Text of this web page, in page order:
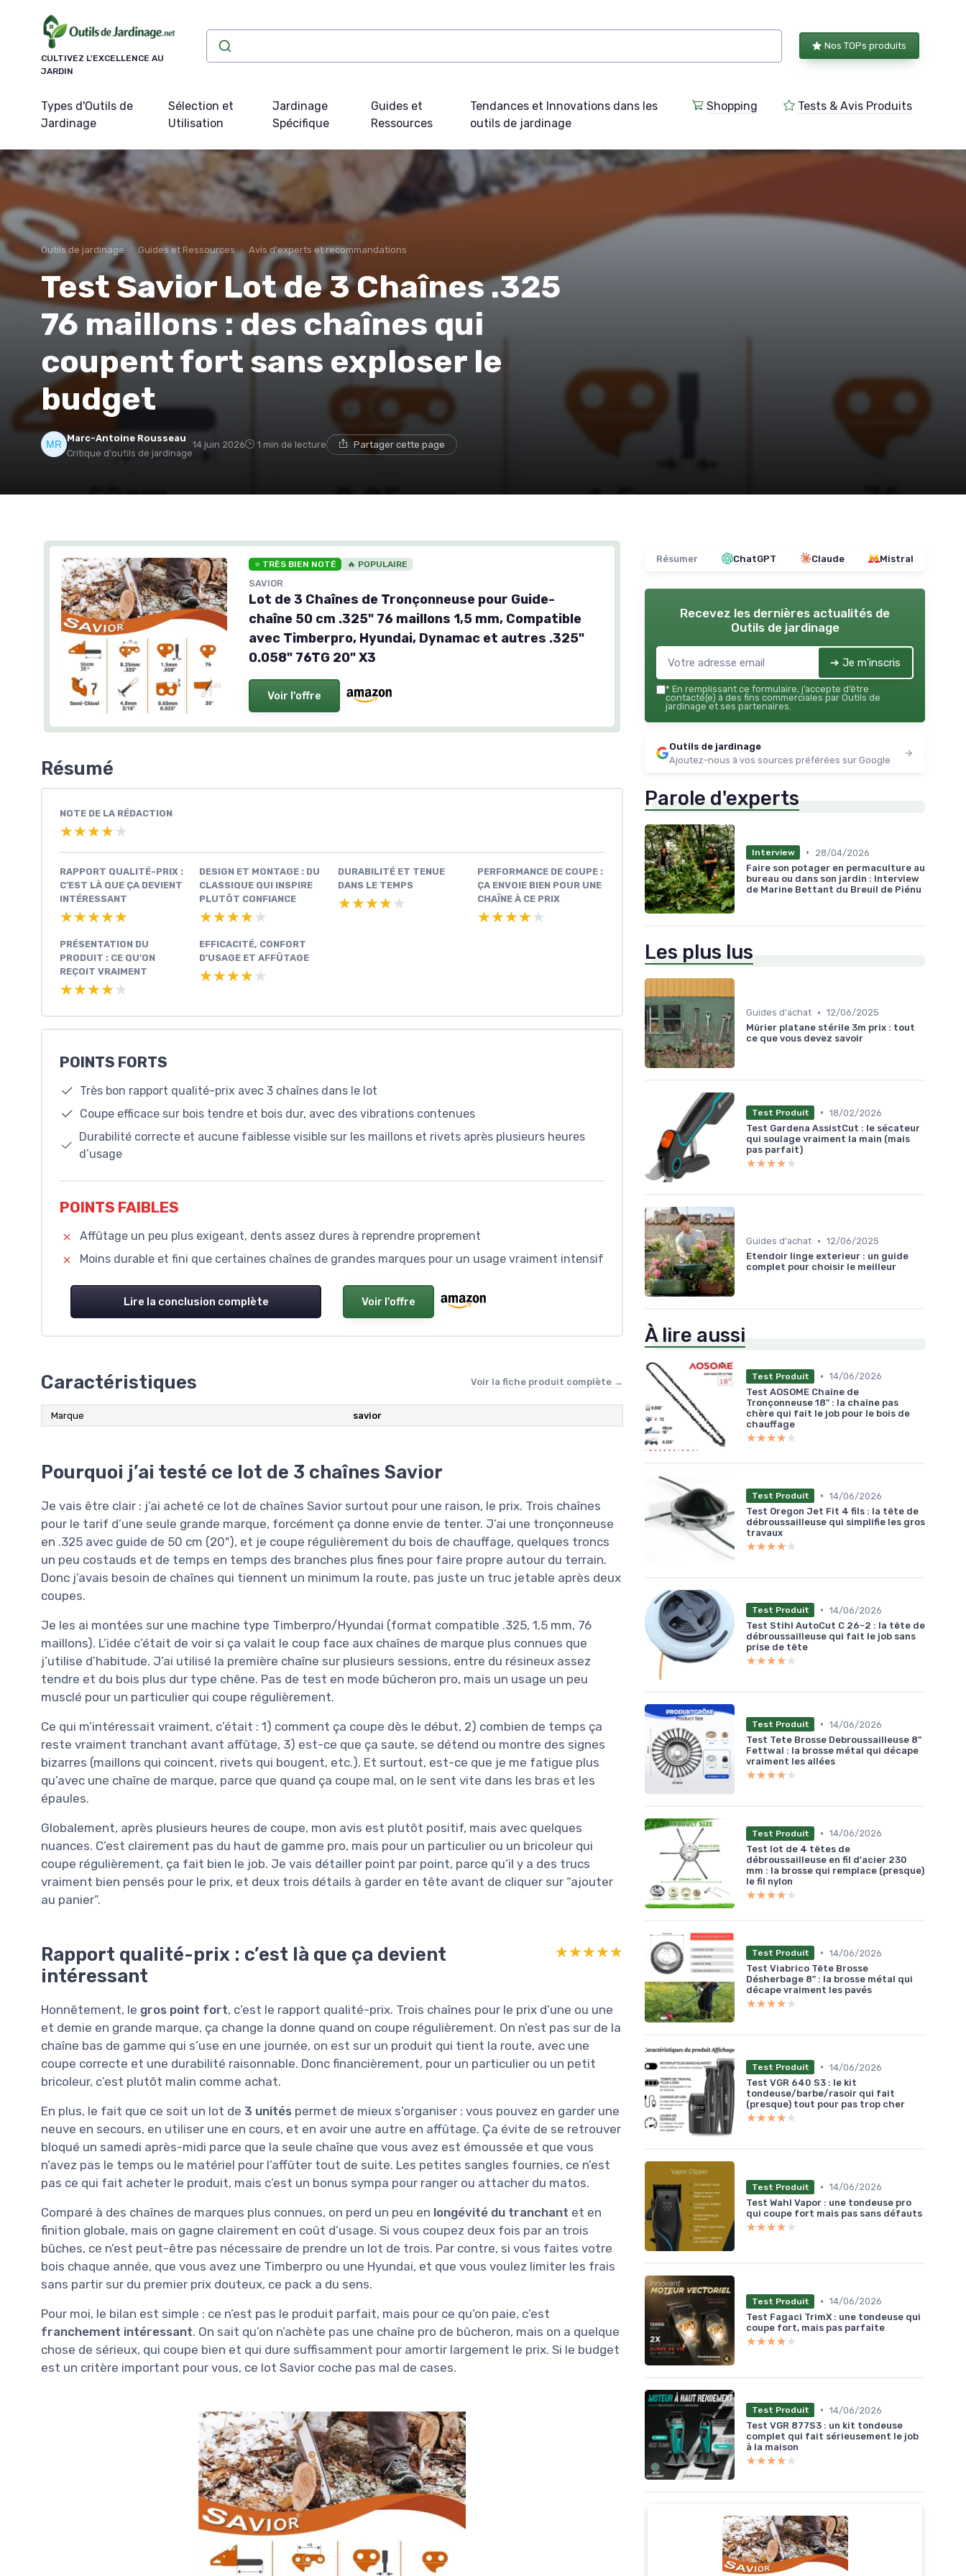
CULTIVEZ L'EXCELLENCE AU
JARDIN
Nos TOPs produits
Types d'Outils de
Jardinage
Sélection et
Utilisation
Jardinage
Spécifique
Guides et
Ressources
Tendances et Innovations dans les
outils de jardinage
Shopping Tests & Avis Produits
Outils de jardinage Guides et Ressources Avis d'experts et recommandations
Test Savior Lot de 3 Chaînes .325
76 maillons : des chaînes qui
coupent fort sans exploser le
budget
Marc-Antoine Rousseau
Critique d'outils de jardinage
14 juin 2026 1 min de lecture Partager cette page
⭐ TRÈS BIEN NOTÉ 🔥 POPULAIRE
SAVIOR
Lot de 3 Chaînes de Tronçonneuse pour Guide-
chaîne 50 cm .325" 76 maillons 1,5 mm, Compatible
avec Timberpro, Hyundai, Dynamac et autres .325"
0.058" 76TG 20" X3
Voir l'offre
Résumé
NOTE DE LA RÉDACTION
★★★★★
★★★★★
RAPPORT QUALITÉ-PRIX :
C’EST LÀ QUE ÇA DEVIENT
INTÉRESSANT
★★★★★
★★★★★
DESIGN ET MONTAGE : DU
CLASSIQUE QUI INSPIRE
PLUTÔT CONFIANCE
★★★★★
★★★★★
DURABILITÉ ET TENUE
DANS LE TEMPS
★★★★★
★★★★★
PERFORMANCE DE COUPE :
ÇA ENVOIE BIEN POUR UNE
CHAÎNE À CE PRIX
★★★★★
★★★★★
PRÉSENTATION DU
PRODUIT : CE QU’ON
REÇOIT VRAIMENT
★★★★★
★★★★★
EFFICACITÉ, CONFORT
D’USAGE ET AFFÛTAGE
★★★★★
★★★★★
POINTS FORTS
Très bon rapport qualité-prix avec 3 chaînes dans le lot
Coupe efficace sur bois tendre et bois dur, avec des vibrations contenues
Durabilité correcte et aucune faiblesse visible sur les maillons et rivets après plusieurs heures
d’usage
POINTS FAIBLES
Affûtage un peu plus exigeant, dents assez dures à reprendre proprement
Moins durable et fini que certaines chaînes de grandes marques pour un usage vraiment intensif
Lire la conclusion complète Voir l'offre
Caractéristiques Voir la fiche produit complète →
Marque savior
Pourquoi j’ai testé ce lot de 3 chaînes Savior
Je vais être clair : j’ai acheté ce lot de chaînes Savior surtout pour une raison, le prix. Trois chaînes
pour le tarif d’une seule grande marque, forcément ça donne envie de tenter. J’ai une tronçonneuse
en .325 avec guide de 50 cm (20"), et je coupe régulièrement du bois de chauffage, quelques troncs
un peu costauds et de temps en temps des branches plus fines pour faire propre autour du terrain.
Donc j’avais besoin de chaînes qui tiennent un minimum la route, pas juste un truc jetable après deux
coupes.
Je les ai montées sur une machine type Timberpro/Hyundai (format compatible .325, 1,5 mm, 76
maillons). L’idée c’était de voir si ça valait le coup face aux chaînes de marque plus connues que
j’utilise d’habitude. J’ai utilisé la première chaîne sur plusieurs sessions, entre du résineux assez
tendre et du bois plus dur type chêne. Pas de test en mode bûcheron pro, mais un usage un peu
musclé pour un particulier qui coupe régulièrement.
Ce qui m’intéressait vraiment, c’était : 1) comment ça coupe dès le début, 2) combien de temps ça
reste vraiment tranchant avant affûtage, 3) est-ce que ça saute, se détend ou montre des signes
bizarres (maillons qui coincent, rivets qui bougent, etc.). Et surtout, est-ce que je me fatigue plus
qu’avec une chaîne de marque, parce que quand ça coupe mal, on le sent vite dans les bras et les
épaules.
Globalement, après plusieurs heures de coupe, mon avis est plutôt positif, mais avec quelques
nuances. C’est clairement pas du haut de gamme pro, mais pour un particulier ou un bricoleur qui
coupe régulièrement, ça fait bien le job. Je vais détailler point par point, parce qu’il y a des trucs
vraiment bien pensés pour le prix, et deux trois détails à garder en tête avant de cliquer sur “ajouter
au panier”.
Rapport qualité-prix : c’est là que ça devient
intéressant
★★★★★
★★★★★
Honnêtement, le gros point fort, c’est le rapport qualité-prix. Trois chaînes pour le prix d’une ou une
et demie en grande marque, ça change la donne quand on coupe régulièrement. On n’est pas sur de la
chaîne bas de gamme qui s’use en une journée, on est sur un produit qui tient la route, avec une
coupe correcte et une durabilité raisonnable. Donc financièrement, pour un particulier ou un petit
bricoleur, c’est plutôt malin comme achat.
En plus, le fait que ce soit un lot de 3 unités permet de mieux s’organiser : vous pouvez en garder une
neuve en secours, en utiliser une en cours, et en avoir une autre en affûtage. Ça évite de se retrouver
bloqué un samedi après-midi parce que la seule chaîne que vous avez est émoussée et que vous
n’avez pas le temps ou le matériel pour l’affûter tout de suite. Les petites sangles fournies, ce n’est
pas ce qui fait acheter le produit, mais c’est un bonus sympa pour ranger ou attacher du matos.
Comparé à des chaînes de marques plus connues, on perd un peu en longévité du tranchant et en
finition globale, mais on gagne clairement en coût d’usage. Si vous coupez deux fois par an trois
bûches, ce n’est peut-être pas nécessaire de prendre un lot de trois. Par contre, si vous faites votre
bois chaque année, que vous avez une Timberpro ou une Hyundai, et que vous voulez limiter les frais
sans partir sur du premier prix douteux, ce pack a du sens.
Pour moi, le bilan est simple : ce n’est pas le produit parfait, mais pour ce qu’on paie, c’est
franchement intéressant. On sait qu’on n’achète pas une chaîne pro de bûcheron, mais on a quelque
chose de sérieux, qui coupe bien et qui dure suffisamment pour amortir largement le prix. Si le budget
est un critère important pour vous, ce lot Savior coche pas mal de cases.
Résumer ChatGPT Claude Mistral
Recevez les dernières actualités de
Outils de jardinage
➔ Je m'inscris
* En remplissant ce formulaire, j’accepte d’être
contacté(e) à des fins commerciales par Outils de
jardinage et ses partenaires.
Outils de jardinage
Ajoutez-nous à vos sources préférées sur Google
Parole d'experts
Interview •
28/04/2026
Faire son potager en permaculture au
bureau ou dans son jardin : Interview
de Marine Bettant du Breuil de Piénu
Les plus lus
Guides d'achat • 12/06/2025
Mûrier platane stérile 3m prix : tout
ce que vous devez savoir
Test Produit • 18/02/2026
Test Gardena AssistCut : le sécateur
qui soulage vraiment la main (mais
pas parfait)
★★★★★
★★★★★
Guides d'achat • 12/06/2025
Etendoir linge exterieur : un guide
complet pour choisir le meilleur
À lire aussi
Test Produit • 14/06/2026
Test AOSOME Chaîne de
Tronçonneuse 18" : la chaîne pas
chère qui fait le job pour le bois de
chauffage
★★★★★
★★★★★
Test Produit • 14/06/2026
Test Oregon Jet Fit 4 fils : la tête de
débroussailleuse qui simplifie les gros
travaux
★★★★★
★★★★★
Test Produit • 14/06/2026
Test Stihl AutoCut C 26-2 : la tête de
débroussailleuse qui fait le job sans
prise de tête
★★★★★
★★★★★
Test Produit • 14/06/2026
Test Tete Brosse Debroussailleuse 8"
Fettwal : la brosse métal qui décape
vraiment les allées
★★★★★
★★★★★
Test Produit • 14/06/2026
Test lot de 4 têtes de
débroussailleuse en fil d'acier 230
mm : la brosse qui remplace (presque)
le fil nylon
★★★★★
★★★★★
Test Produit • 14/06/2026
Test Viabrico Tête Brosse
Désherbage 8" : la brosse métal qui
décape vraiment les pavés
★★★★★
★★★★★
Test Produit • 14/06/2026
Test VGR 640 S3 : le kit
tondeuse/barbe/rasoir qui fait
(presque) tout pour pas trop cher
★★★★★
★★★★★
Test Produit • 14/06/2026
Test Wahl Vapor : une tondeuse pro
qui coupe fort mais pas sans défauts
★★★★★
★★★★★
Test Produit • 14/06/2026
Test Fagaci TrimX : une tondeuse qui
coupe fort, mais pas parfaite
★★★★★
★★★★★
Test Produit • 14/06/2026
Test VGR 877S3 : un kit tondeuse
complet qui fait sérieusement le job
à la maison
★★★★★
★★★★★